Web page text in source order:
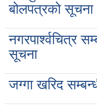
बोलपत्रको सूचना
नगरपार्श्वचित्र
सूचना
जग्गा खरिद